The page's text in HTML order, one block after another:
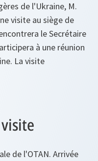
de l'Ukraine, M.
visite au siège de
le Secrétaire
à une réunion
La visite
de l'OTAN. Arrivée